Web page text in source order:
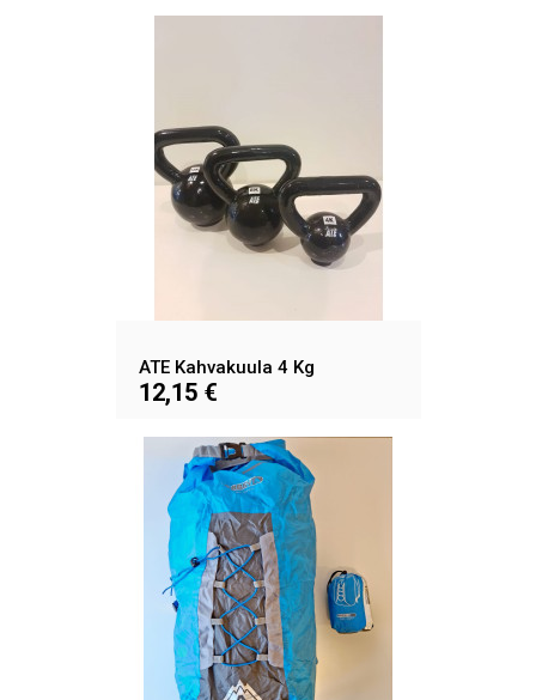
ATE Kahvakuula 4 Kg
12,15 €